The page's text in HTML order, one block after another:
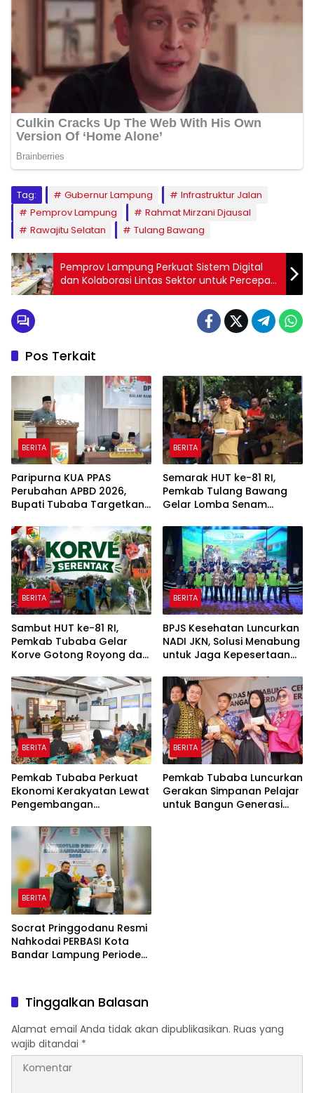
Tag: Gubernur Lampung
Infrastruktur Jalan
Pemprov Lampung
Rahmat Mirzani Djausal
Rawajitu Selatan
Tulang Bawang
Pemprov Lampung Perkuat Sistem Digital
dan Kolaborasi Lintas Sektor untuk Percepat
Eliminasi TBC di Lampung Selatan
Pos Terkait
BERITA
Paripurna KUA PPAS
Perubahan APBD 2026,
Bupati Tubaba Targetkan
Rp820,3 Miliar
BERITA
Semarak HUT ke-81 RI,
Pemkab Tulang Bawang
Gelar Lomba Senam
BERITA
Sambut HUT ke-81 RI,
Pemkab Tubaba Gelar
Korve Gotong Royong dan
BERITA
BPJS Kesehatan Luncurkan
NADI JKN, Solusi Menabung
untuk Jaga Kepesertaan
BERITA
Pemkab Tubaba Perkuat
Ekonomi Kerakyatan Lewat
Pengembangan
Penyaluran KUR
BERITA
Pemkab Tubaba Luncurkan
Gerakan Simpanan Pelajar
untuk Bangun Generasi
BERITA
Socrat Pringgodanu Resmi
Nahkodai PERBASI Kota
Bandar Lampung Periode
Tinggalkan Balasan
Alamat email Anda tidak akan dipublikasikan. Ruas yang
wajib ditandai *